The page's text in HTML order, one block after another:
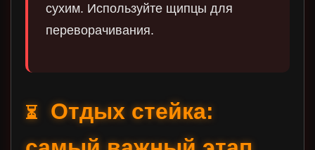
сухим. Используйте щипцы для
переворачивания.
⏳
Отдых стейка: